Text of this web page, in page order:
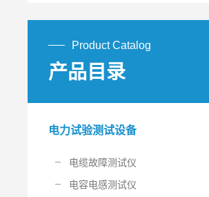
Product Catalog
产品目录
电力试验测试设备
电缆故障测试仪
电容电感测试仪